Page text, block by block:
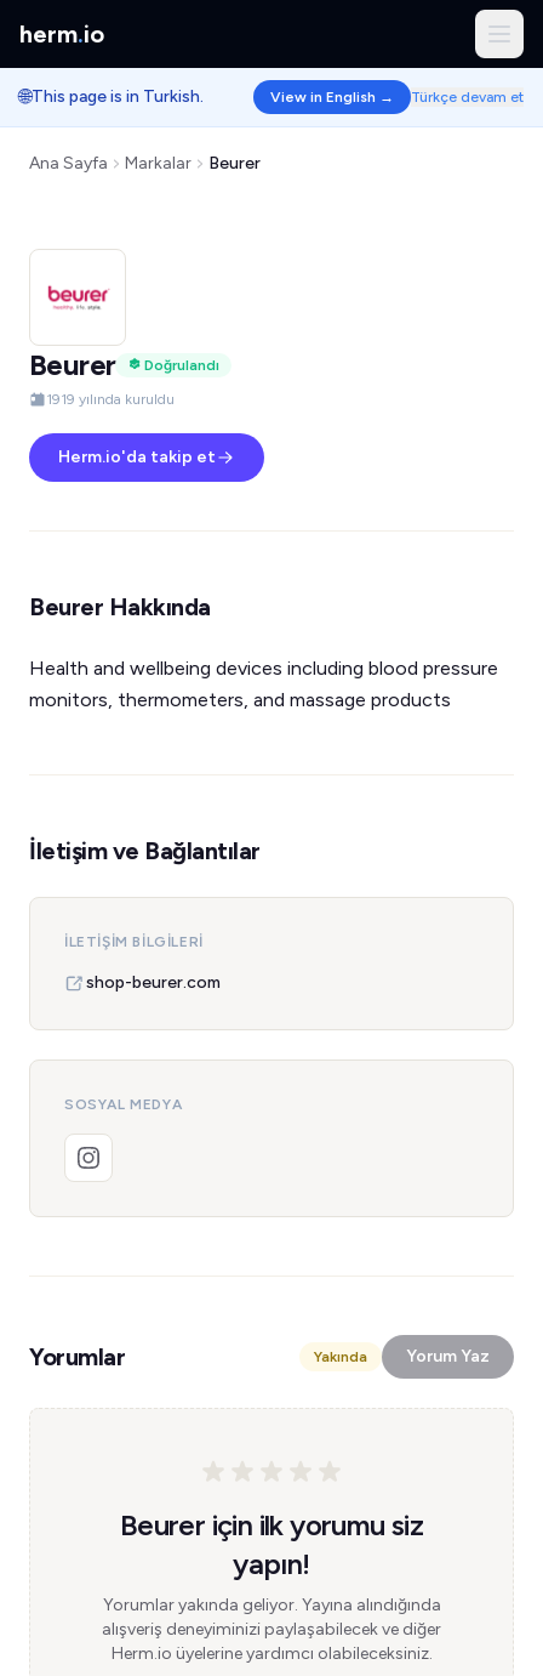
herm.io
🌐This page is in Turkish. View in English → Türkçe devam et
Ana Sayfa Markalar Beurer
Beurer
Doğrulandı
1919 yılında kuruldu
Herm.io'da takip et
Beurer Hakkında
Health and wellbeing devices including blood pressure
monitors, thermometers, and massage products
İletişim ve Bağlantılar
İLETIŞIM BILGILERI
shop-beurer.com
SOSYAL MEDYA
Yorumlar Yakında Yorum Yaz
Beurer için ilk yorumu siz
yapın!
Yorumlar yakında geliyor. Yayına alındığında
alışveriş deneyiminizi paylaşabilecek ve diğer
Herm.io üyelerine yardımcı olabileceksiniz.